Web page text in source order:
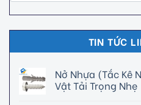
TIN TỨC
Nở Nhựa (Tắc Kê
Vật Tải Trọng Nhẹ